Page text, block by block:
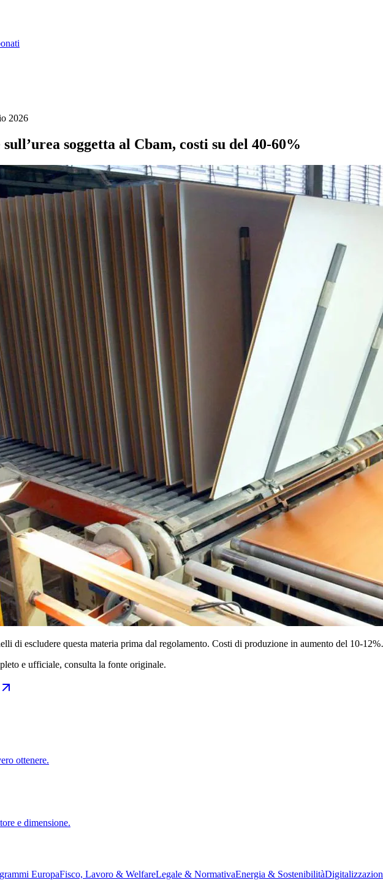
2026
soggetta al Cbam, costi su del 40-60%
di escludere questa materia prima dal regolamento. Costi di produzione in aumento del 10-
e ufficiale, consulta la fonte originale.
ottenere.
e dimensione.
EuropaFisco, Lavoro & WelfareLegale & NormativaEnergia & Sostenibilità